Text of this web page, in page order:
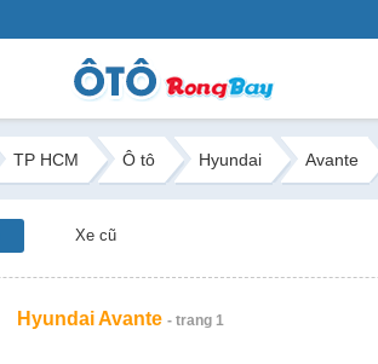
TP HCM Ô tô Hyundai Avante
Xe cũ
Hyundai Avante - trang 1